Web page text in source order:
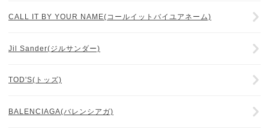
CALL IT BY YOUR NAME(コールイットバイユアネーム)
Jil Sander(ジルサンダー)
TOD'S(トッズ)
BALENCIAGA(バレンシアガ)